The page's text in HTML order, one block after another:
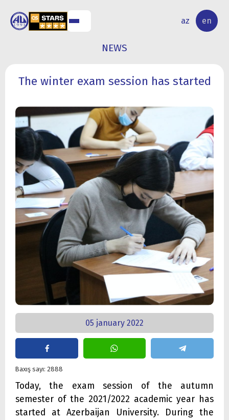
az en
RESEARCH
ACTIVITY
NEWS
The winter exam session has started
05 january 2022
Baxış sayı: 2888
Today, the exam session of the autumn
semester of the 2021/2022 academic year has
started at Azerbaijan University. During the